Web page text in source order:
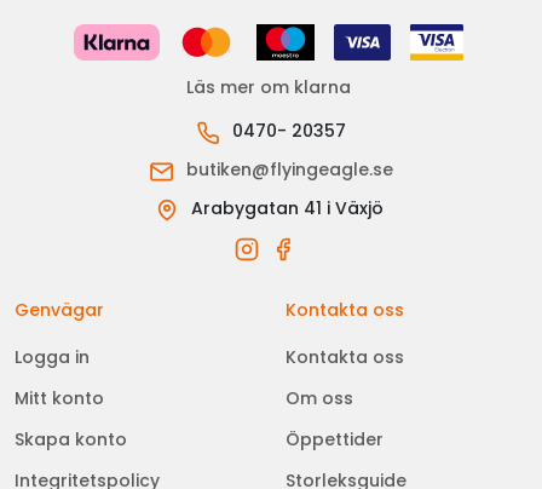
Läs mer om klarna
0470- 20357
butiken@flyingeagle.se
Arabygatan 41 i Växjö
Genvägar
Logga in
Mitt konto
Skapa konto
Integritetspolicy
Kontakta oss
Kontakta oss
Om oss
Öppettider
Storleksguide